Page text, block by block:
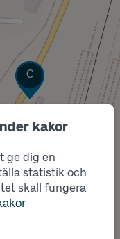
kakor
ge dig en
statistik och
skall fungera
Läge
C